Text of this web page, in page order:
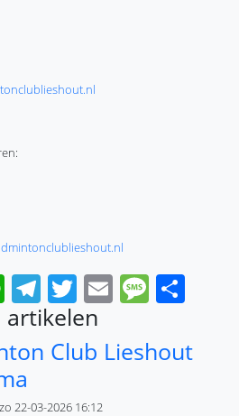
WhatsApp
Telegram
Twitter
Email
artikelen
Club Lieshout
zo 22-03-2026 16:12